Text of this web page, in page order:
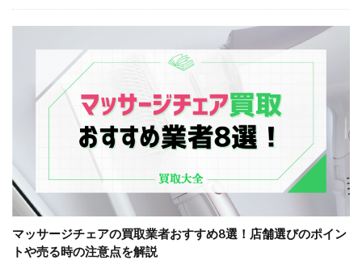
マッサージチェアの買取業者おすすめ8選！店舗選びのポイン
トや売る時の注意点を解説